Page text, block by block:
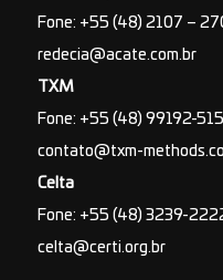
Fone: +55 (48) 2107 –
redecia@acate.com.br
TXM
Fone: +55 (48) 99192-
contato@txm-
Celta
Fone: +55 (48) 3239-
celta@certi.org.br